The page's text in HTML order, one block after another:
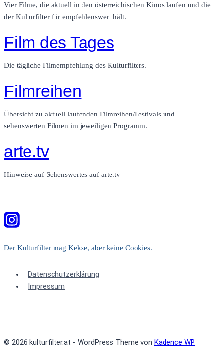
Vier Filme, die aktuell in den österreichischen Kinos laufen und die
der Kulturfilter für empfehlenswert hält.
Film des Tages
Die tägliche Filmempfehlung des Kulturfilters.
Filmreihen
Übersicht zu aktuell laufenden Filmreihen/Festivals und
sehenswerten Filmen im jeweiligen Programm.
arte.tv
Hinweise auf Sehenswertes auf arte.tv
Der Kulturfilter mag Kekse, aber keine Cookies.
Datenschutzerklärung
Impressum
© 2026 kulturfilter.at - WordPress Theme von Kadence WP